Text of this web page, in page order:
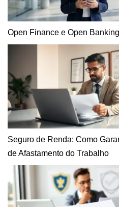
Open Finance e Open
Seguro de Renda: Como
de Afastamento do Trabalho